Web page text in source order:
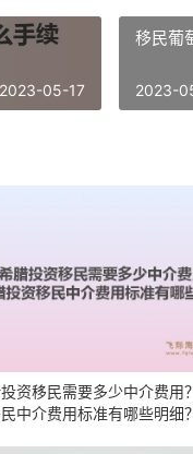
2023-05-17
移民葡
2023-
资移民需要多少中介费用
中介费用标准有哪些明细？